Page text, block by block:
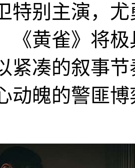
特别主演，
《黄雀》将
紧凑的叙事
动魄的警匪